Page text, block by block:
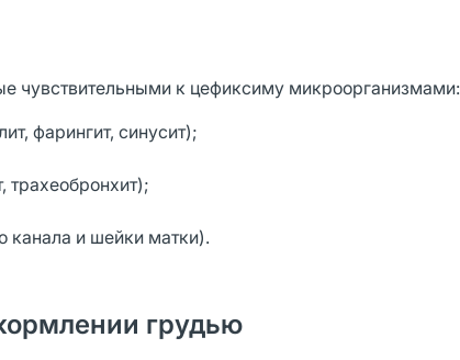
чувствительными к цефиксиму микроорганизмами:
фарингит, синусит);
трахеобронхит);
канала и шейки матки).
грудью